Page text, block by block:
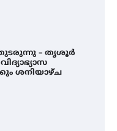
– തൃശൂർ
ശനിയാഴ്ച